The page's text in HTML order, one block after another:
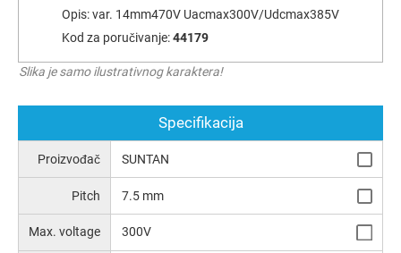
Opis:var. 14mm470V Uacmax300V/Udcmax385V
Kod za poručivanje:44179
Slika je samo ilustrativnog karaktera!
Specifikacija
Proizvođač SUNTAN
Pitch 7.5 mm
Max. voltage 300V